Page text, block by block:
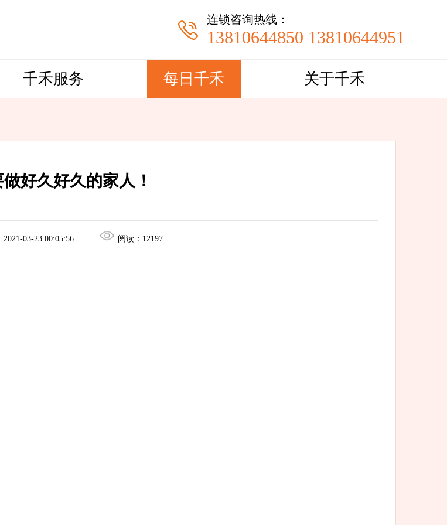
连锁咨询热线：
13810644850 13810644951
千禾服务 每日千禾 关于千禾
好久好久的家人！
03-23 00:05:56 阅读： 12197